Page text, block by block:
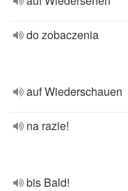
do zobaczenia
auf Wiederschauen
na razie!
bis Bald!